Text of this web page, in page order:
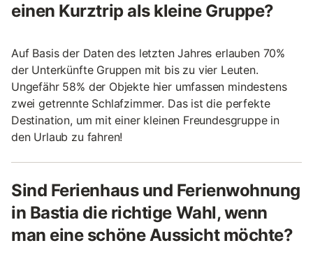
einen Kurztrip als kleine Gruppe?
Auf Basis der Daten des letzten Jahres erlauben 70%
der Unterkünfte Gruppen mit bis zu vier Leuten.
Ungefähr 58% der Objekte hier umfassen mindestens
zwei getrennte Schlafzimmer. Das ist die perfekte
Destination, um mit einer kleinen Freundesgruppe in
den Urlaub zu fahren!
Sind Ferienhaus und Ferienwohnung
in Bastia die richtige Wahl, wenn
man eine schöne Aussicht möchte?